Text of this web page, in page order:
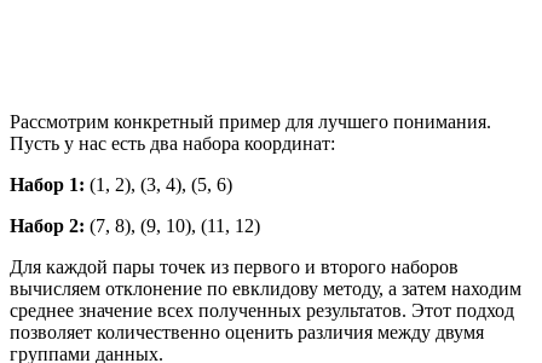
Рассмотрим конкретный пример для лучшего понимания.
Пусть у нас есть два набора координат:
Набор 1: (1, 2), (3, 4), (5, 6)
Набор 2: (7, 8), (9, 10), (11, 12)
Для каждой пары точек из первого и второго наборов
вычисляем отклонение по евклидову методу, а затем находим
среднее значение всех полученных результатов. Этот подход
позволяет количественно оценить различия между двумя
группами данных.